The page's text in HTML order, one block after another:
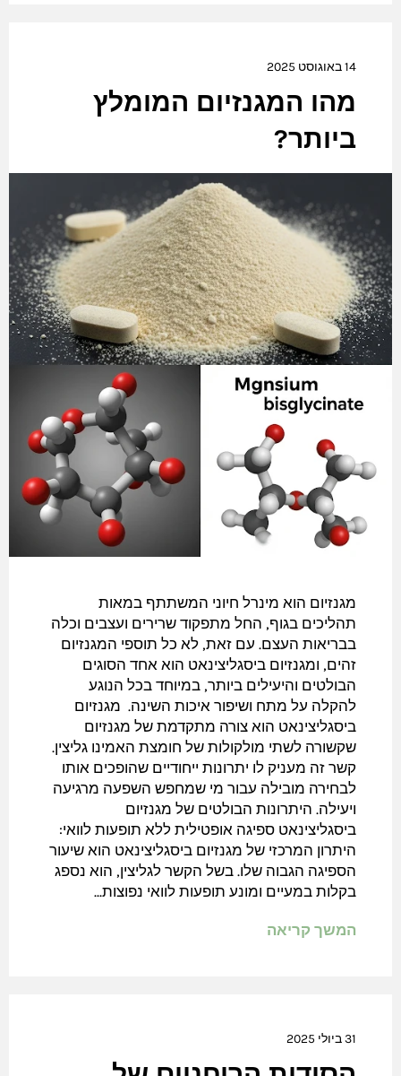
14 באוגוסט 2025
מהו המגנזיום המומלץ
ביותר?
מגנזיום הוא מינרל חיוני המשתתף במאות
תהליכים בגוף, החל מתפקוד שרירים ועצבים וכלה
בבריאות העצם. עם זאת, לא כל תוספי המגנזיום
זהים, ומגנזיום ביסגליצינאט הוא אחד הסוגים
הבולטים והיעילים ביותר, במיוחד בכל הנוגע
להקלה על מתח ושיפור איכות השינה. מגנזיום
ביסגליצינאט הוא צורה מתקדמת של מגנזיום
שקשורה לשתי מולקולות של חומצת האמינו גליצין.
קשר זה מעניק לו יתרונות ייחודיים שהופכים אותו
לבחירה מובילה עבור מי שמחפש השפעה מרגיעה
ויעילה. היתרונות הבולטים של מגנזיום
ביסגליצינאט ספיגה אופטילית ללא תופעות לוואי:
היתרון המרכזי של מגנזיום ביסגליצינאט הוא שיעור
הספיגה הגבוה שלו. בשל הקשר לגליצין, הוא נספג
בקלות במעיים ומונע תופעות לוואי נפוצות...
המשך קריאה
31 ביולי 2025